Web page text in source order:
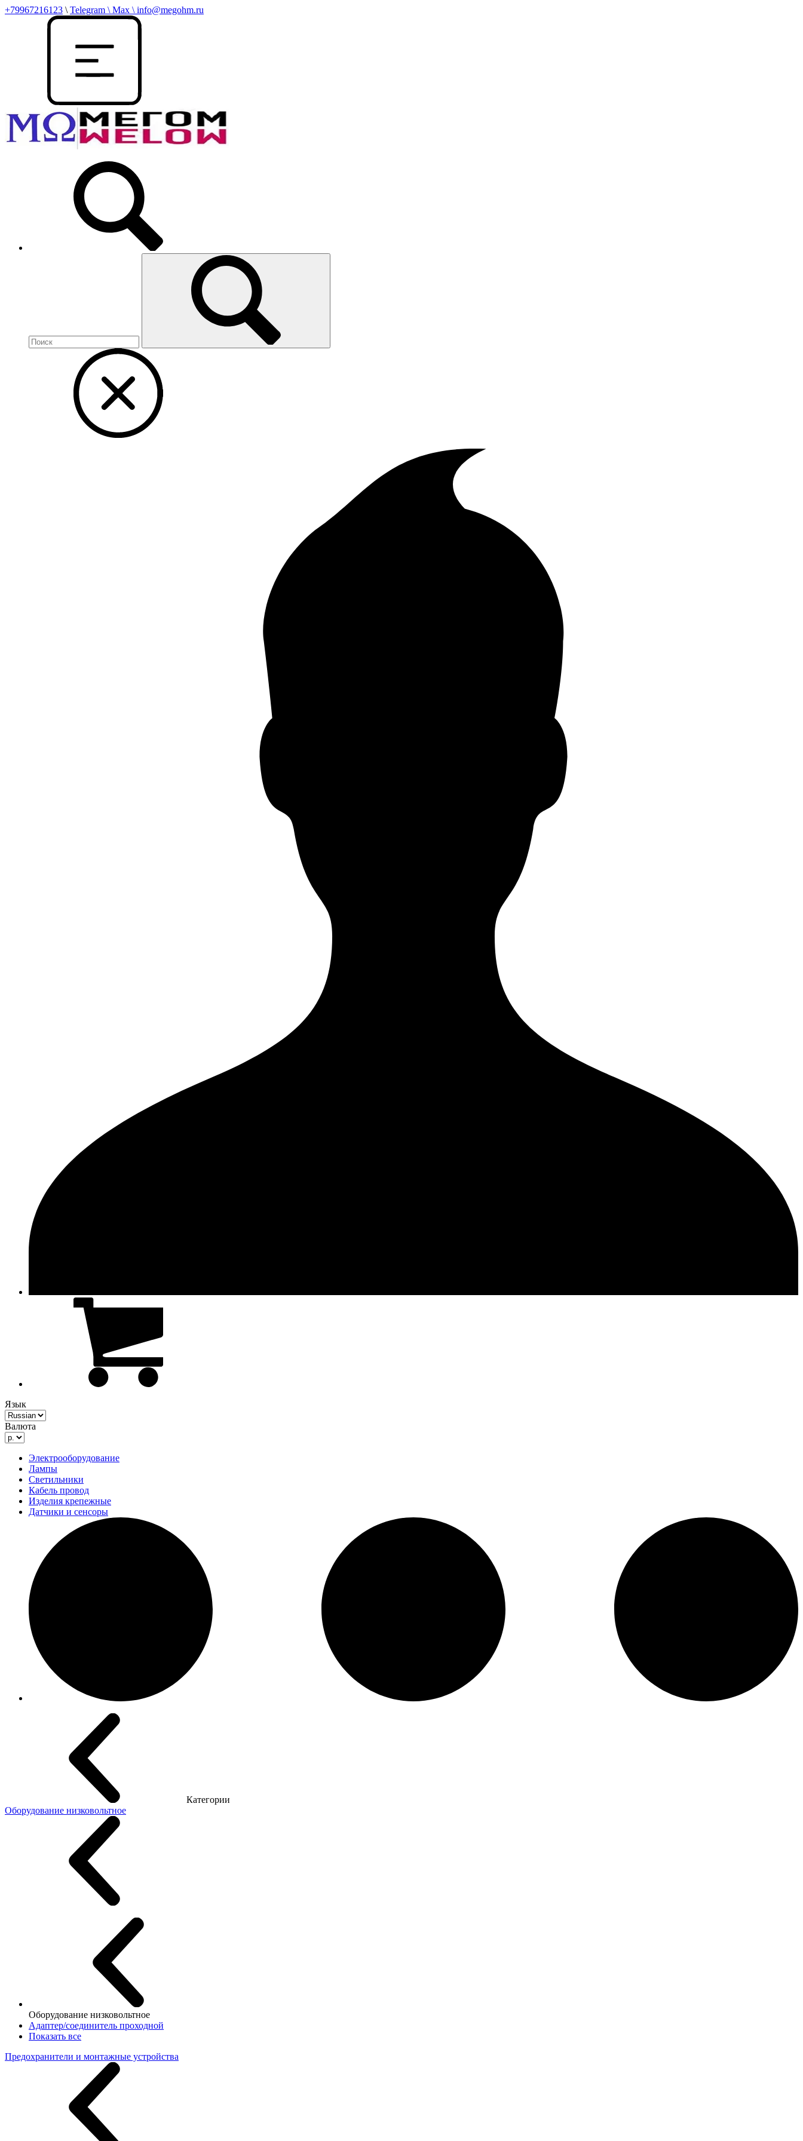
+79967216123 \ Telegram \ Max \ info@megohm.ru
Язык
Валюта
Электрооборудование
Лампы
Светильники
Кабель провод
Изделия крепежные
Датчики и сенсоры
Категории
Оборудование низковольтное
Оборудование низковольтное
Адаптер/соединитель проходной
Показать все
Предохранители и монтажные устройства